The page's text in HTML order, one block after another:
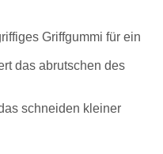
Griffgummi für ein
das abrutschen des
schneiden kleiner